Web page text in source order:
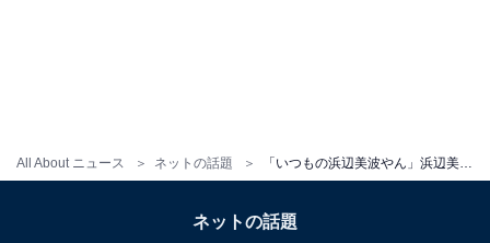
All About ニュース ネットの話題
ネットの話題